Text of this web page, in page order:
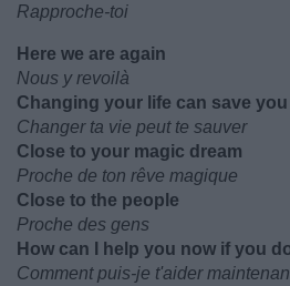
Rapproche-toi
Here we are again
Nous y revoilà
Changing your life can save you
Changer ta vie peut te sauver
Close to your magic dream
Proche de ton rêve magique
Close to the people
Proche des gens
How can I help you now if you
Comment puis-je t'aider